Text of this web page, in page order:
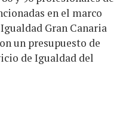
en el marco
Gran Canaria
un presupuesto de
de Igualdad del